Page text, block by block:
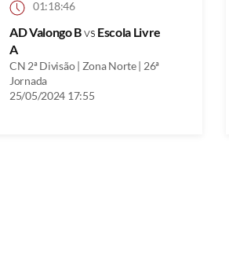
01:18:46
AD Valongo Bvs Escola Livre
A
CN 2ª Divisão | Zona Norte | 26ª
Jornada
25/05/2024 17:55